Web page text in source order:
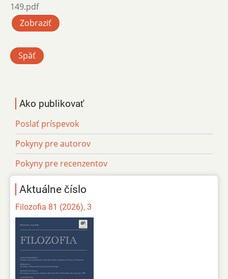
149.pdf
Zobraziť
Späť
Ako publikovať
Poslať príspevok
Pokyny pre autorov
Pokyny pre recenzentov
Aktuálne číslo
Filozofia 81 (2026), 3